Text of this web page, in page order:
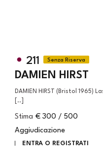
211
DAMIEN HIRST
DAMIEN HIRST (Bristol 1965) Last Supper manifesto cm 59x83
[..]
Stima € 300 / 500
Aggiudicazione
ENTRA O REGISTRATI